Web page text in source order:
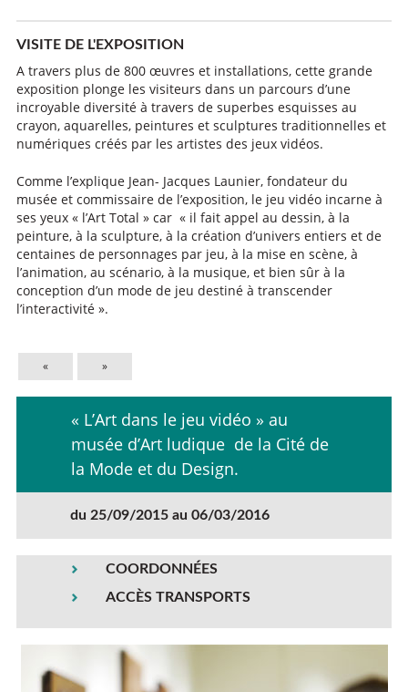
VISITE DE L'EXPOSITION
A travers plus de 800 œuvres et installations, cette grande
exposition plonge les visiteurs dans un parcours d’une
incroyable diversité à travers de superbes esquisses au
crayon, aquarelles, peintures et sculptures traditionnelles et
numériques créés par les artistes des jeux vidéos.
Comme l’explique Jean- Jacques Launier, fondateur du
musée et commissaire de l’exposition, le jeu vidéo incarne à
ses yeux « l’Art Total » car « il fait appel au dessin, à la
peinture, à la sculpture, à la création d’univers entiers et de
centaines de personnages par jeu, à la mise en scène, à
l’animation, au scénario, à la musique, et bien sûr à la
conception d’un mode de jeu destiné à transcender
l’interactivité ».
« »
« L’Art dans le jeu vidéo » au
musée d’Art ludique de la Cité de
la Mode et du Design.
du 25/09/2015 au 06/03/2016
COORDONNÉES
ACCÈS TRANSPORTS